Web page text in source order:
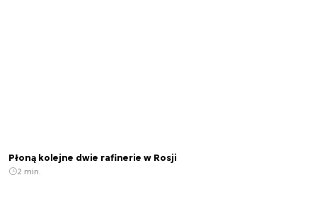
Płoną kolejne dwie rafinerie w Rosji
2 min.